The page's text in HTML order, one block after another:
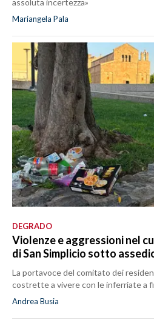
assoluta incertezza»
Mariangela Pala
DEGRADO
Violenze e aggressioni nel
di San Simplicio sotto
La portavoce del comitato dei
costrette a vivere con le inferriate a
Andrea Busia